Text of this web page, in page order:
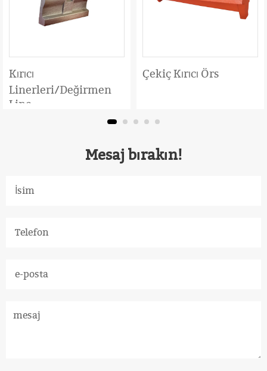
Kırıcı
Linerleri/Değirmen
Line
Çekiç Kırıcı Örs
Mesaj bırakın!